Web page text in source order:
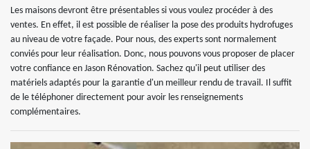
Les maisons devront être présentables si vous voulez procéder à des
ventes. En effet, il est possible de réaliser la pose des produits hydrofuges
au niveau de votre façade. Pour nous, des experts sont normalement
conviés pour leur réalisation. Donc, nous pouvons vous proposer de placer
votre confiance en Jason Rénovation. Sachez qu'il peut utiliser des
matériels adaptés pour la garantie d'un meilleur rendu de travail. Il suffit
de le téléphoner directement pour avoir les renseignements
complémentaires.